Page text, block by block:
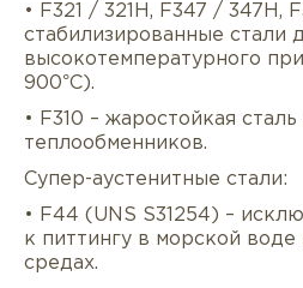
• F321 / 321H, F347 / 347H,
стабилизированные стали
высокотемпературного
900°C).
• F310 – жаростойкая
теплообменников.
Супер-аустенитные стали:
• F44 (UNS S31254) –
к питтингу в морской
средах.